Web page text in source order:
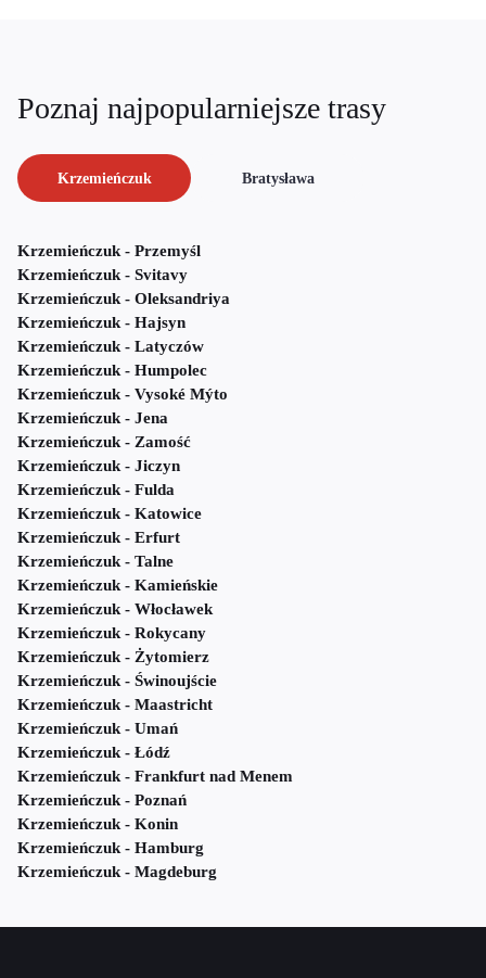
Poznaj najpopularniejsze trasy
Krzemieńczuk Bratysława
Krzemieńczuk - Przemyśl
Krzemieńczuk - Svitavy
Krzemieńczuk - Oleksandriya
Krzemieńczuk - Hajsyn
Krzemieńczuk - Latyczów
Krzemieńczuk - Humpolec
Krzemieńczuk - Vysoké Mýto
Krzemieńczuk - Jena
Krzemieńczuk - Zamość
Krzemieńczuk - Jiczyn
Krzemieńczuk - Fulda
Krzemieńczuk - Katowice
Krzemieńczuk - Erfurt
Krzemieńczuk - Talne
Krzemieńczuk - Kamieńskie
Krzemieńczuk - Włocławek
Krzemieńczuk - Rokycany
Krzemieńczuk - Żytomierz
Krzemieńczuk - Świnoujście
Krzemieńczuk - Maastricht
Krzemieńczuk - Umań
Krzemieńczuk - Łódź
Krzemieńczuk - Frankfurt nad Menem
Krzemieńczuk - Poznań
Krzemieńczuk - Konin
Krzemieńczuk - Hamburg
Krzemieńczuk - Magdeburg